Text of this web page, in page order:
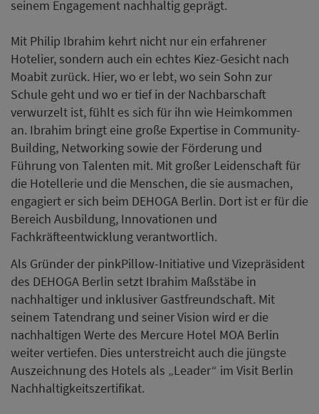
seinem Engagement nachhaltig geprägt.
Mit Philip Ibrahim kehrt nicht nur ein erfahrener
Hotelier, sondern auch ein echtes Kiez-Gesicht nach
Moabit zurück. Hier, wo er lebt, wo sein Sohn zur
Schule geht und wo er tief in der Nachbarschaft
verwurzelt ist, fühlt es sich für ihn wie Heimkommen
an. Ibrahim bringt eine große Expertise in Community-
Building, Networking sowie der Förderung und
Führung von Talenten mit. Mit großer Leidenschaft für
die Hotellerie und die Menschen, die sie ausmachen,
engagiert er sich beim DEHOGA Berlin. Dort ist er für die
Bereich Ausbildung, Innovationen und
Fachkräfteentwicklung verantwortlich.
Als Gründer der pinkPillow-Initiative und Vizepräsident
des DEHOGA Berlin setzt Ibrahim Maßstäbe in
nachhaltiger und inklusiver Gastfreundschaft. Mit
seinem Tatendrang und seiner Vision wird er die
nachhaltigen Werte des Mercure Hotel MOA Berlin
weiter vertiefen. Dies unterstreicht auch die jüngste
Auszeichnung des Hotels als „Leader“ im Visit Berlin
Nachhaltigkeitszertifikat.